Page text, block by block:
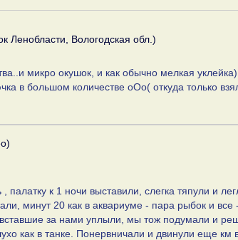
Ленобласти, Вологодская обл.)
микро окушок, и как обычно мелкая
в большом количестве оОо( откуда только
палатку к 1 ночи выставили, слегка тяпули и
минут 20 как в аквариуме - пара рыбок и
за нами уплыли, мы тож подумали и
как в танке. Понервничали и двинули еще